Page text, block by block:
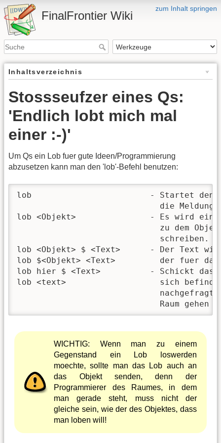
zum Inhalt springen
FinalFrontier Wiki
Inhaltsverzeichnis
Stossseufzer eines Qs:
'Endlich lobt mich mal
einer :-)'
Um Qs ein Lob fuer gute Ideen/Programmierung
abzusetzen kann man den 'lob'-Befehl benutzen:
lob                        - Startet den
die Meldung
lob <Objekt>               - Es wird ein
zu dem
schreiben.
lob <Objekt> $ <Text>      - Der Text
lob $<Objekt> <Text>         der fuer
lob hier $ <Text>          - Schickt das
lob <text>                   sich befindet.
Raum gehen
WICHTIG: Wenn man zu einem
Gegenstand ein Lob loswerden
moechte, sollte man das Lob auch an
das Objekt senden, denn der
Programmierer des Raumes, in dem
man gerade steht, muss nicht der
gleiche sein, wie der des Objektes, dass
man loben will!